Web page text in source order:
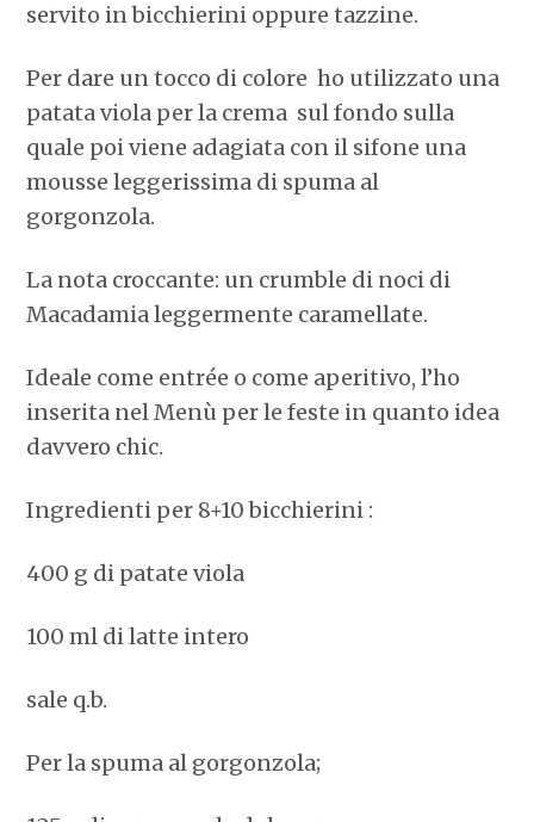
servito in bicchierini oppure tazzine.
Per dare un tocco di colore ho utilizzato una
patata viola per la crema sul fondo sulla
quale poi viene adagiata con il sifone una
mousse leggerissima di spuma al
gorgonzola.
La nota croccante: un crumble di noci di
Macadamia leggermente caramellate.
Ideale come entrée o come aperitivo, l’ho
inserita nel Menù per le feste in quanto idea
davvero chic.
Ingredienti per 8+10 bicchierini :
400 g di patate viola
100 ml di latte intero
sale q.b.
Per la spuma al gorgonzola;